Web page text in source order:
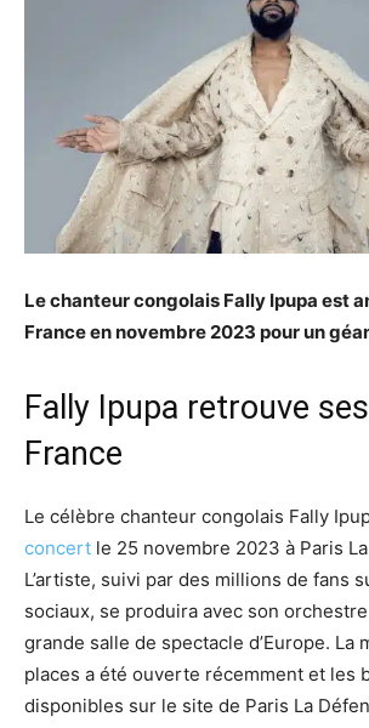
Le chanteur congolais Fally Ipupa est
France en novembre 2023 pour un
Fally Ipupa retrouve
France
Le célèbre chanteur congolais Fally
concert le 25 novembre 2023 à Paris
L’artiste, suivi par des millions de fans
sociaux, se produira avec son
grande salle de spectacle d’Europe. La
places a été ouverte récemment et les
disponibles sur le site de Paris La